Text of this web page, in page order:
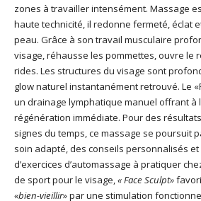
zones à travailler intensément. Massage
haute technicité, il redonne fermeté, éclat
peau. Grâce à son travail musculaire
visage, réhausse les pommettes, ouvre le
rides. Les structures du visage sont
glow naturel instantanément retrouvé. Le
un drainage lymphatique manuel offrant à
régénération immédiate. Pour des
signes du temps, ce massage se poursuit
soin adapté, des conseils personnalisés
d’exercices d’automassage à pratiquer
de sport pour le visage,« Face Sculpt»
«bien-vieillir» par une stimulation